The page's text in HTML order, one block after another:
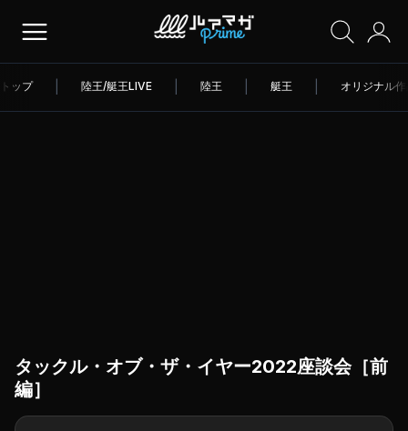
トップ 陸王/艇王LIVE 陸王 艇王 オリジナル
タックル・オブ・ザ・イヤー2022座談会［前
編］